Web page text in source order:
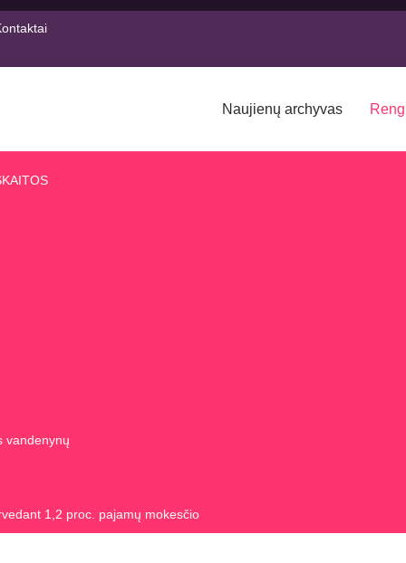
Naujienų archyvas
vandenynų
1,2 proc. pajamų mokesčio